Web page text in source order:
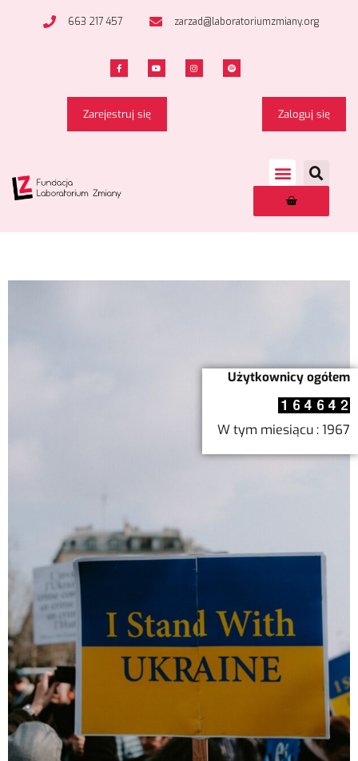
663 217 457 zarzad@laboratoriumzmiany.org
Zarejestruj się Zaloguj się
Użytkownicy ogółem
W tym miesiącu : 1967